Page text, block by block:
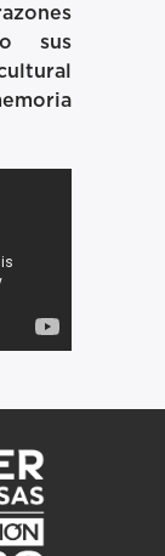
sus